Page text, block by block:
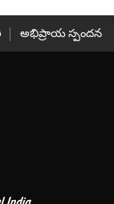
అభిప్రాయ స్పందన